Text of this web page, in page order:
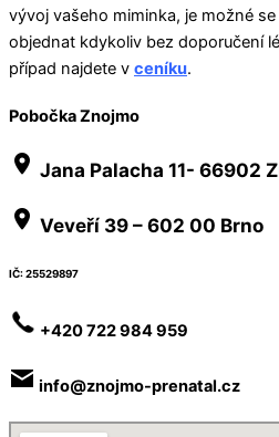
vývoj vašeho miminka, je možné
objednat kdykoliv bez doporučení
případ najdete v ceníku.
Pobočka Znojmo
Jana Palacha 11- 66902
Veveří 39 –602 00 Brno
IČ: 25529897
+420 722 984 959
info@znojmo-prenatal.cz